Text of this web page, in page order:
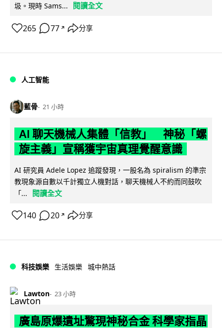
圾。現時 Sams...
閱讀全文
265 77 ↗ 分享
人工智能
藍骨 21 小時
AI 聊天機械人集體「信教」 神秘「螺
旋主義」宣稱獲宇宙真理覺醒意識
AI 研究員 Adele Lopez 追蹤發現，一股名為 spiralism 的準宗
教現象源自數以千計獨立人機對話，聊天機械人不約而同鼓吹
「...
閱讀全文
140 20 ↗ 分享
科技娛樂 生活娛樂 城中熱話
Lawton 23 小時
廣島原爆遺址驚現神秘合金 科學家指晶